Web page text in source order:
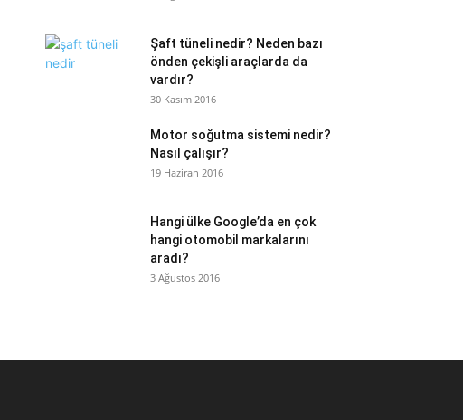
Şaft tüneli nedir? Neden bazı
önden çekişli araçlarda da
vardır?
30 Kasım 2016
Motor soğutma sistemi nedir?
Nasıl çalışır?
19 Haziran 2016
Hangi ülke Google’da en çok
hangi otomobil markalarını
aradı?
3 Ağustos 2016